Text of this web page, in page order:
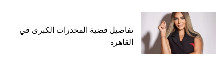
تفاصيل قضية المخدرات الكبرى في
القاهرة